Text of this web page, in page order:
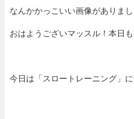
なんかかっこいい画像がありま
おはようございマッスル！本日
今日は「スロートレーニング」に